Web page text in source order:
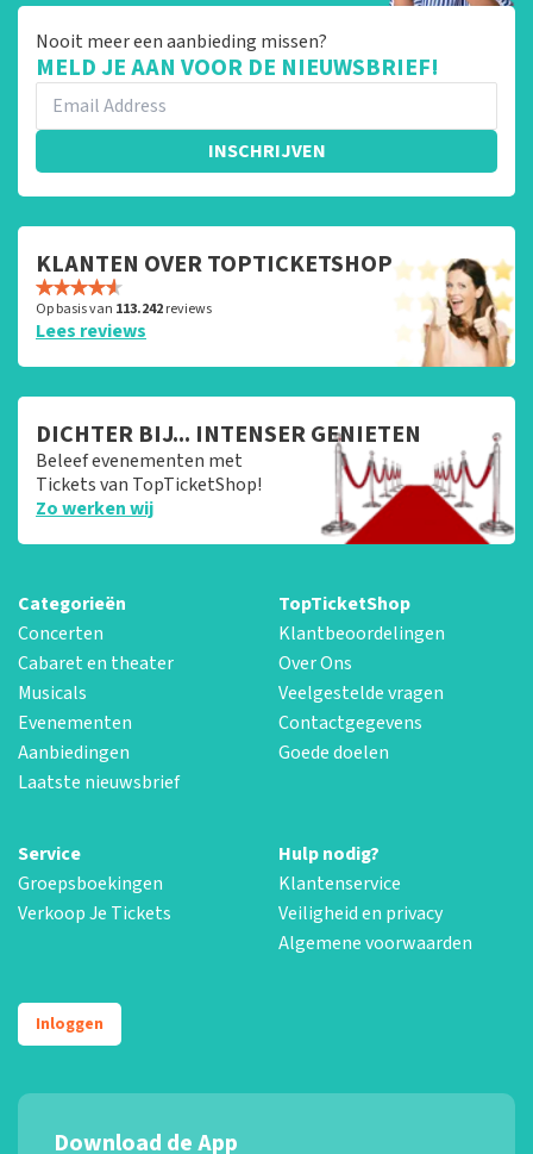
Nooit meer een aanbieding missen?
MELD JE AAN VOOR DE NIEUWSBRIEF!
INSCHRIJVEN
KLANTEN OVER TOPTICKETSHOP
Op basis van 113.242reviews
Lees reviews
DICHTER BIJ... INTENSER GENIETEN
Beleef evenementen met
Tickets van TopTicketShop!
Zo werken wij
Categorieën
Concerten
Cabaret en theater
Musicals
Evenementen
Aanbiedingen
Laatste nieuwsbrief
TopTicketShop
Klantbeoordelingen
Over Ons
Veelgestelde vragen
Contactgegevens
Goede doelen
Service
Groepsboekingen
Verkoop Je Tickets
Hulp nodig?
Klantenservice
Veiligheid en privacy
Algemene voorwaarden
Inloggen
Download de App